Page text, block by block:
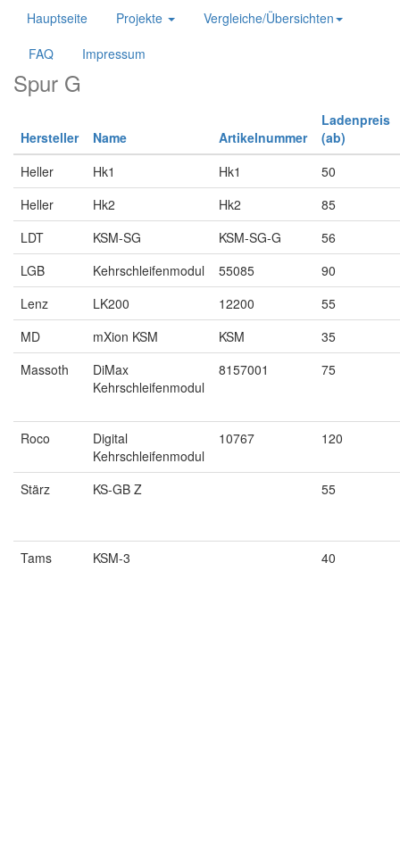
Hauptseite Projekte
Vergleiche/Übersichten
FAQ
Impressum
Spur G
Hersteller Name Artikelnummer
Ladenpreis
(ab)
Heller
Hk1 Hk1
50
Heller
Hk2 Hk2
85
LDT
KSM-SG KSM-SG-G
56
LGB
Kehrschleifenmodul 55085
90
Lenz
LK200 12200
55
MD
mXion KSM KSM
35
Massoth
DiMax
Kehrschleifenmodul
8157001 75
Roco
Digital
Kehrschleifenmodul
10767 120
Stärz KS-GB Z 55
Tams KSM-3 40